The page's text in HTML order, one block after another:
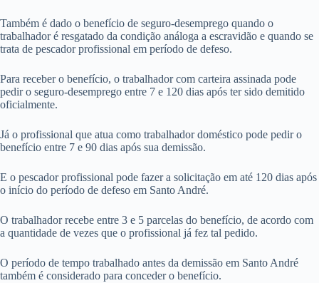
Também é dado o benefício de seguro-desemprego quando o
trabalhador é resgatado da condição análoga a escravidão e quando se
trata de pescador profissional em período de defeso.
Para receber o benefício, o trabalhador com carteira assinada pode
pedir o seguro-desemprego entre 7 e 120 dias após ter sido demitido
oficialmente.
Já o profissional que atua como trabalhador doméstico pode pedir o
benefício entre 7 e 90 dias após sua demissão.
E o pescador profissional pode fazer a solicitação em até 120 dias após
o início do período de defeso em Santo André.
O trabalhador recebe entre 3 e 5 parcelas do benefício, de acordo com
a quantidade de vezes que o profissional já fez tal pedido.
O período de tempo trabalhado antes da demissão em Santo André
também é considerado para conceder o benefício.